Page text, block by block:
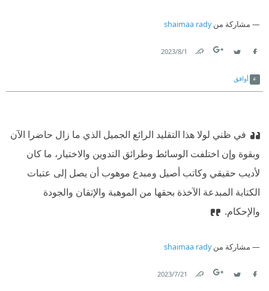
مشاركة منshaimaa rady
1‏/8‏/2023
أوافق
في ظني لولا هذا التقليد الرائع الجميل الذي ما زال حاضرا الآن
وبقوة وإن اختلفت الوسائط وطرائق التدوين والاختيار، ما كان
لأديب حقيقي وكاتب أصيل ومبدع موهوب أن يصل إلى عتبات
الكتابة المبدعة الآخذة بحقها من الموهبة والإتقان والجودة
والإحكام.‏
مشاركة منshaimaa rady
21‏/7‏/2023